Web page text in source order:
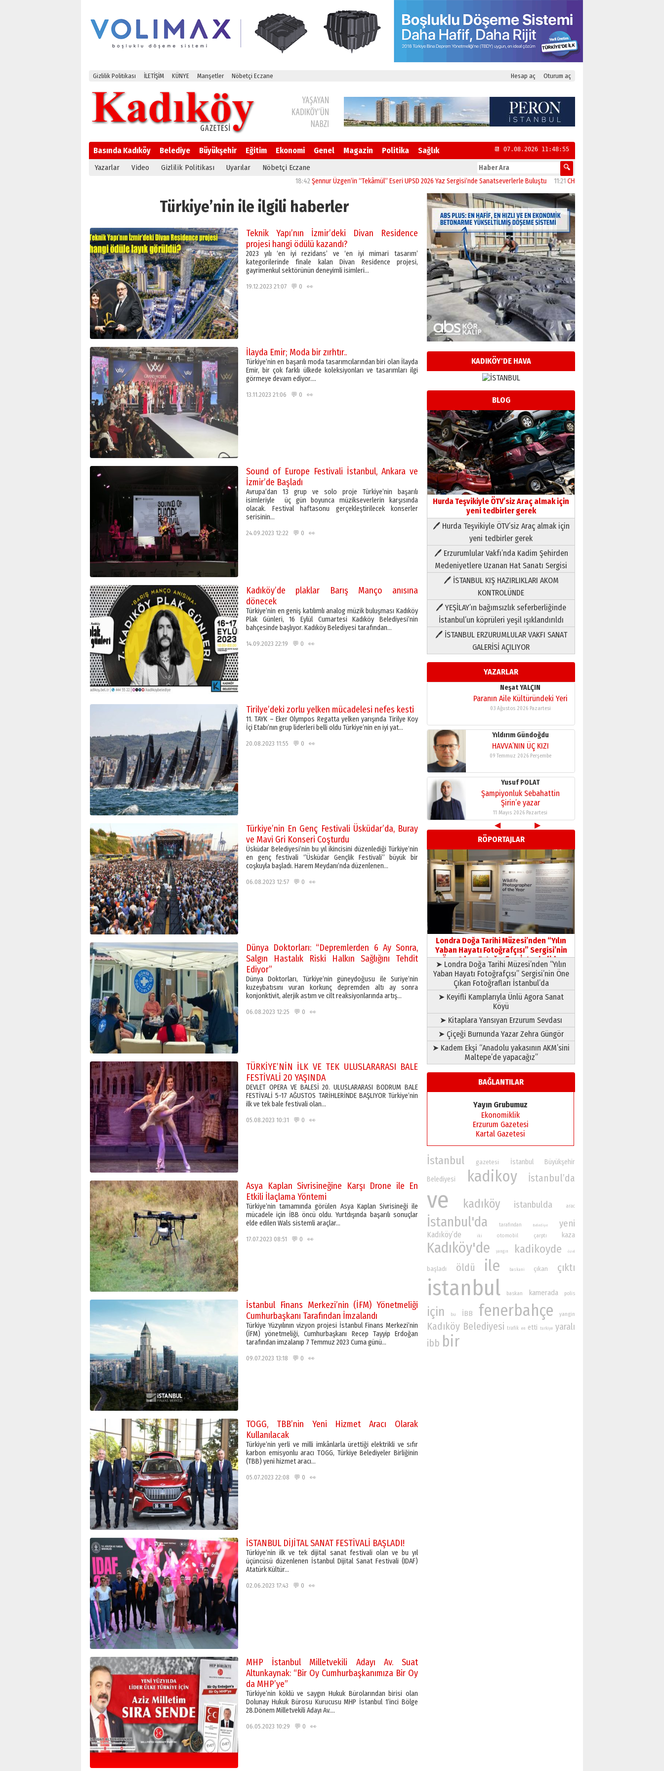
Gizlilik Politikası İLETİŞİM KÜNYE Manşetler Nöbetçi Eczane Hesap aç Oturum aç
Basında Kadıköy Belediye Büyükşehir Eğitim Ekonomi Genel Magazin Politika Sağlık 📆 07.08.2026 11:48:56
Yazarlar Video Gizlilik Politikası Uyarılar Nöbetçi Eczane
Şennur Üzgen’in “Tekâmül” Eseri UPSD 2026 Yaz Sergisi’nde Sanatseverlerle Buluştu 11:21CHP Kadıköy İlçe Başkanlığı’na Yasemin Özsaraç
Türkiye’nin ile ilgili haberler
Teknik Yapı’nın İzmir’deki Divan Residence
projesi hangi ödülü kazandı?
2023 yılı ‘en iyi rezidans’ ve ‘en iyi mimari tasarım’
kategorilerinde finale kalan Divan Residence projesi,
gayrimenkul sektörünün deneyimli isimleri…
19.12.2023 21:07 💬 0 👀
İlayda Emir; Moda bir zırhtır..
Türkiye’nin en başarılı moda tasarımcılarından biri olan İlayda
Emir, bir çok farklı ülkede koleksiyonları ve tasarımları ilgi
görmeye devam ediyor….
13.11.2023 21:06 💬 0 👀
Sound of Europe Festivali İstanbul, Ankara ve
İzmir’de Başladı
Avrupa’dan 13 grup ve solo proje Türkiye’nin başarılı
isimleriyle üç gün boyunca müzikseverlerin karşısında
olacak. Festival haftasonu gerçekleştirilecek konserler
serisinin…
24.09.2023 12:22 💬 0 👀
Kadıköy’de plaklar Barış Manço anısına
dönecek
Türkiye’nin en geniş katılımlı analog müzik buluşması Kadıköy
Plak Günleri, 16 Eylül Cumartesi Kadıköy Belediyesi’nin
bahçesinde başlıyor. Kadıköy Belediyesi tarafından…
14.09.2023 22:19 💬 0 👀
Tirilye’deki zorlu yelken mücadelesi nefes kesti
11. TAYK – Eker Olympos Regatta yelken yarışında Tirilye Koy
İçi Etabı’nın grup liderleri belli oldu Türkiye’nin en iyi yat…
20.08.2023 11:55 💬 0 👀
Türkiye’nin En Genç Festivali Üsküdar’da, Buray
ve Mavi Gri Konseri Coşturdu
Üsküdar Belediyesi’nin bu yıl ikincisini düzenlediği Türkiye’nin
en genç festivali ‘’Üsküdar Gençlik Festivali’’ büyük bir
coşkuyla başladı. Harem Meydanı’nda düzenlenen…
06.08.2023 12:57 💬 0 👀
Dünya Doktorları: “Depremlerden 6 Ay Sonra,
Salgın Hastalık Riski Halkın Sağlığını Tehdit
Ediyor”
Dünya Doktorları, Türkiye’nin güneydoğusu ile Suriye’nin
kuzeybatısını vuran korkunç depremden altı ay sonra
konjonktivit, alerjik astım ve cilt reaksiyonlarında artış…
06.08.2023 12:25 💬 0 👀
TÜRKİYE’NİN İLK VE TEK ULUSLARARASI BALE
FESTİVALİ 20 YAŞINDA
DEVLET OPERA VE BALESİ 20. ULUSLARARASI BODRUM BALE
FESTİVALİ 5-17 AĞUSTOS TARİHLERİNDE BAŞLIYOR Türkiye’nin
ilk ve tek bale festivali olan…
05.08.2023 10:31 💬 0 👀
Asya Kaplan Sivrisineğine Karşı Drone ile En
Etkili İlaçlama Yöntemi
Türkiye’nin tamamında görülen Asya Kaplan Sivrisineği ile
mücadele için İBB öncü oldu. Yurtdışında başarılı sonuçlar
elde edilen Wals sistemli araçlar…
17.07.2023 08:51 💬 0 👀
İstanbul Finans Merkezi’nin (İFM) Yönetmeliği
Cumhurbaşkanı Tarafından İmzalandı
Türkiye Yüzyılının vizyon projesi İstanbul Finans Merkezi’nin
(İFM) yönetmeliği, Cumhurbaşkanı Recep Tayyip Erdoğan
tarafından imzalanıp 7 Temmuz 2023 Cuma günü…
09.07.2023 13:18 💬 0 👀
TOGG, TBB’nin Yeni Hizmet Aracı Olarak
Kullanılacak
Türkiye’nin yerli ve milli imkânlarla ürettiği elektrikli ve sıfır
karbon emisyonlu aracı TOGG, Türkiye Belediyeler Birliğinin
(TBB) yeni hizmet aracı…
05.07.2023 22:08 💬 0 👀
İSTANBUL DİJİTAL SANAT FESTİVALİ BAŞLADI!
Türkiye’nin ilk ve tek dijital sanat festivali olan ve bu yıl
üçüncüsü düzenlenen İstanbul Dijital Sanat Festivali (IDAF)
Atatürk Kültür…
02.06.2023 17:43 💬 0 👀
MHP İstanbul Milletvekili Adayı Av. Suat
Altunkaynak: “Bir Oy Cumhurbaşkanımıza Bir Oy
da MHP’ye”
Türkiye’nin köklü ve saygın Hukuk Bürolarından birisi olan
Dolunay Hukuk Bürosu Kurucusu MHP İstanbul 1’inci Bölge
28.Dönem Milletvekili Adayı Av….
06.05.2023 10:29 💬 0 👀
KADIKÖY'DE HAVA
BLOG
Hurda Teşvikiyle ÖTV’siz Araç almak için
yeni tedbirler gerek
🖊 Hurda Teşvikiyle ÖTV’siz Araç almak için
yeni tedbirler gerek
🖊 Erzurumlular Vakfı’nda Kadim Şehirden
Medeniyetlere Uzanan Hat Sanatı Sergisi
🖊 İSTANBUL KIŞ HAZIRLIKLARI AKOM
KONTROLÜNDE
🖊 YEŞİLAY’ın bağımsızlık seferberliğinde
İstanbul’un köprüleri yeşil ışıklandırıldı
🖊 İSTANBUL ERZURUMLULAR VAKFI SANAT
GALERİSİ AÇILIYOR
YAZARLAR
Neşat YALÇIN
Paranın Aile Kültüründeki Yeri
03 Ağustos 2026 Pazartesi
Yıldırım Gündoğdu
HAVVA’NIN ÜÇ KIZI
09 Temmuz 2026 Perşembe
Yusuf POLAT
Şampiyonluk Sebahattin
Şirin’e yazar
11 Mayıs 2026 Pazartesi
Neşat YALÇIN
Paranın Aile Kültüründeki Yeri
03 Ağustos 2026 Pazartesi
Yıldırım Gündoğdu
HAVVA’NIN ÜÇ KIZI
09 Temmuz 2026 Perşembe
Yusuf POLAT
Şampiyonluk Sebahattin
Şirin’e yazar
11 Mayıs 2026 Pazartesi
Neşat YALÇIN
Paranın Aile Kültüründeki Yeri
03 Ağustos 2026 Pazartesi
Yıldırım Gündoğdu
HAVVA’NIN ÜÇ KIZI
09 Temmuz 2026 Perşembe
Yusuf POLAT
Şampiyonluk Sebahattin
Şirin’e yazar
11 Mayıs 2026 Pazartesi
◀
▶
RÖPORTAJLAR
Londra Doğa Tarihi Müzesi’nden “Yılın
Yaban Hayatı Fotoğrafçısı” Sergisi’nin
Öne Çıkan Fotoğrafları İstanbul’da
➤ Londra Doğa Tarihi Müzesi’nden “Yılın
Yaban Hayatı Fotoğrafçısı” Sergisi’nin Öne
Çıkan Fotoğrafları İstanbul’da
➤ Keyifli Kamplarıyla Ünlü Agora Sanat
Köyü
➤ Kitaplara Yansıyan Erzurum Sevdası
➤ Çiçeği Burnunda Yazar Zehra Güngör
➤ Kadem Ekşi “Anadolu yakasının AKM’sini
Maltepe’de yapacağız”
BAĞLANTILAR
Yayın Grubumuz
Ekonomiklik
Erzurum Gazetesi
Kartal Gazetesi
İstanbul gazetesi İstanbul Büyükşehir
Belediyesi kadikoy İstanbul’da
ve kadıköy istanbulda arac
İstanbul'da tarafından Belediye yeni
Kadıköy’de iki otomobil çarptı kaza
Kadıköy'de yangın kadikoyde özel
başladı öldü ile baskani çıkan çıktı
istanbul baskan kamerada polis
için bu İBB fenerbahçe yangin
Kadıköy Belediyesi trafik en etti turkiye yaralı
ibb bir